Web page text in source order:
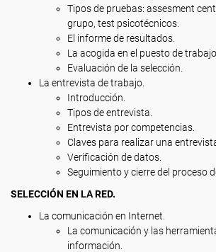
Tipos de pruebas: assesment
grupo, test psicotécnicos.
El informe de resultados.
La acogida en el puesto de trabajo.
Evaluación de la selección.
La entrevista de trabajo.
Introducción.
Tipos de entrevista.
Entrevista por competencias.
Claves para realizar una
Verificación de datos.
Seguimiento y cierre del proceso
SELECCIÓN EN LA RED.
La comunicación en Internet.
La comunicación y las
información.